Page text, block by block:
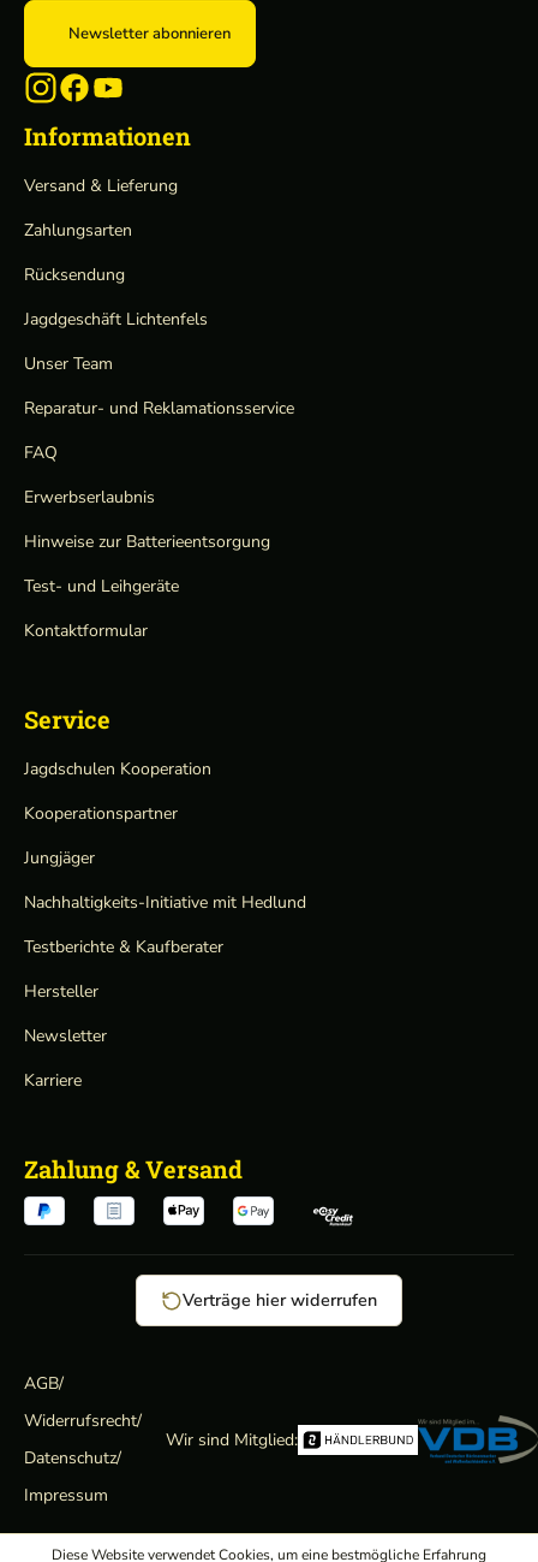
Newsletter abonnieren
Informationen
Versand & Lieferung
Zahlungsarten
Rücksendung
Jagdgeschäft Lichtenfels
Unser Team
Reparatur- und Reklamationsservice
FAQ
Erwerbserlaubnis
Hinweise zur Batterieentsorgung
Test- und Leihgeräte
Kontaktformular
Service
Jagdschulen Kooperation
Kooperationspartner
Jungjäger
Nachhaltigkeits-Initiative mit Hedlund
Testberichte & Kaufberater
Hersteller
Newsletter
Karriere
Zahlung & Versand
Verträge hier widerrufen
AGB/
Widerrufsrecht/
Datenschutz/
Impressum
Wir sind Mitglied:
Diese Website verwendet Cookies, um eine bestmögliche Erfahrung